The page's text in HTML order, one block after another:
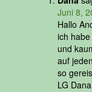
Juni 8,
Hallo
ich
und
auf
so
LG Dana